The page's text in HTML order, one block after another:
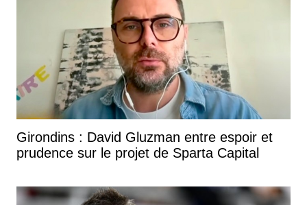
Girondins : David Gluzman entre espoir et
prudence sur le projet de Sparta Capital